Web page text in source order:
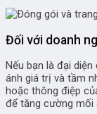
Đối với doanh
Nếu bạn là đại
ánh giá trị và tầm
hoặc thông điệp
để tăng cường mối